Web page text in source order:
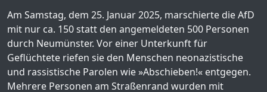
Am Samstag, dem 25. Januar 2025, marschierte die AfD
mit nur ca. 150 statt den angemeldeten 500 Personen
durch Neumünster. Vor einer Unterkunft für
Geflüchtete riefen sie den Menschen neonazistische
und rassistische Parolen wie »Abschieben!« entgegen.
Mehrere Personen am Straßenrand wurden mit